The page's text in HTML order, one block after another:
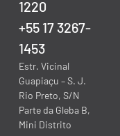
1220
+55 17 3267-
1453
Estr. Vicinal
Guapiaçu – S. J.
Rio Preto, S/N
Parte da Gleba B,
Mini Distrito